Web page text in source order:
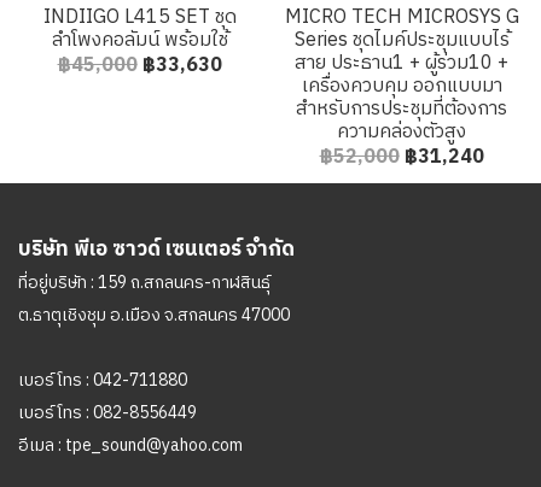
INDIIGO L415 SET ชุด
ลำโพงคอลัมน์ พร้อมใช้
฿45,000 ฿33,630
MICRO TECH MICROSYS G
Series ชุดไมค์ประชุมแบบไร้
สาย ประธาน1 + ผู้ร่วม10 +
เครื่องควบคุม ออกแบบมา
สำหรับการประชุมที่ต้องการ
ความคล่องตัวสูง
฿52,000 ฿31,240
บริษัท พีเอ ซาวด์ เซนเตอร์ จำกัด
ที่อยู่บริษัท : 159 ถ.สกลนคร-กาฬสินธุ์
ต.ธาตุเชิงชุม อ.เมือง จ.สกลนคร 47000
เบอร์โทร :042-711880
เบอร์โทร :082-8556449
อีเมล : tpe_sound@yahoo.com